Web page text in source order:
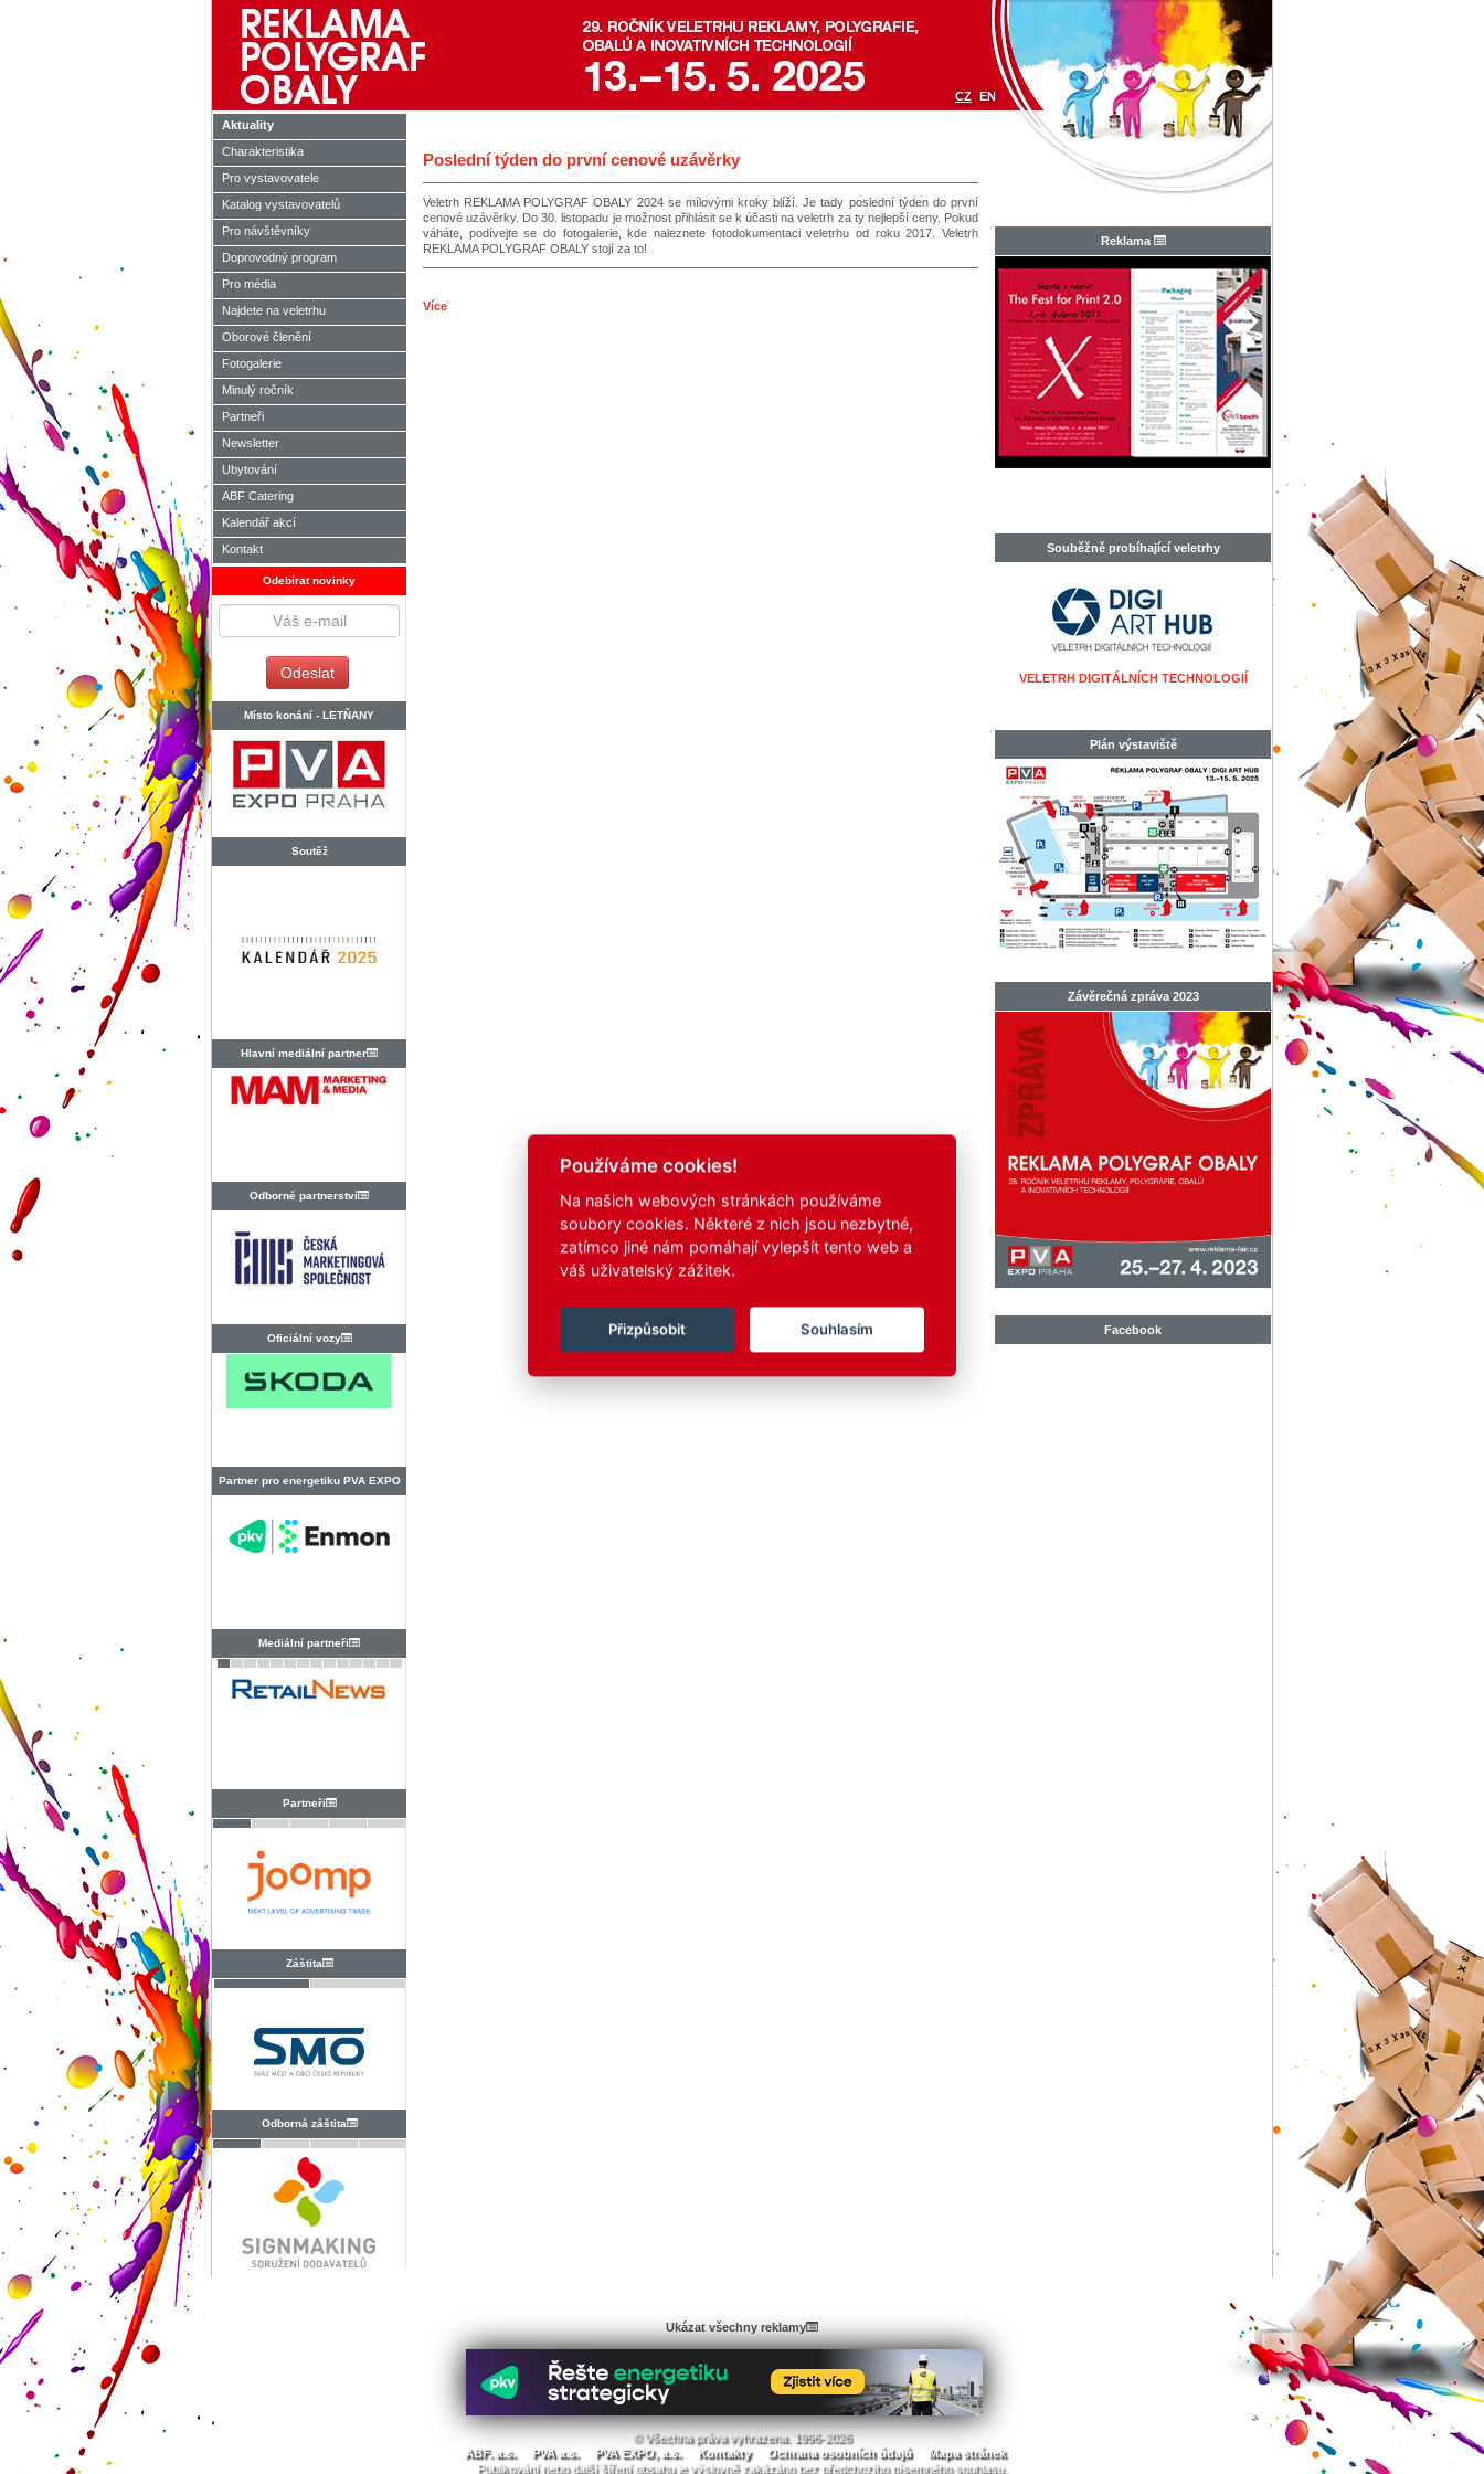
CZ EN
Aktuality
Charakteristika
Pro vystavovatele
Katalog vystavovatelů
Pro návštěvníky
Doprovodný program
Pro média
Najdete na veletrhu
Oborové členění
Fotogalerie
Minulý ročník
Partneři
Newsletter
Ubytování
ABF Catering
Kalendář akcí
Kontakt
Odebírat novinky
Místo konání - LETŇANY
Soutěž
Hlavní mediální partner
Odborné partnerství
Oficiální vozy
Partner pro energetiku PVA EXPO
Mediální partneři
Partneři
Záštita
Odborná záštita
Poslední týden do první cenové uzávěrky
Veletrh REKLAMA POLYGRAF OBALY 2024 se mílovými kroky blíží. Je tady poslední týden do první
cenové uzávěrky. Do 30. listopadu je možnost přihlásit se k účasti na veletrh za ty nejlepší ceny. Pokud
váháte, podívejte se do fotogalerie, kde naleznete fotodokumentaci veletrhu od roku 2017. Veletrh
REKLAMA POLYGRAF OBALY stojí za to!
Více
Reklama
Souběžně probíhající veletrhy
VELETRH DIGITÁLNÍCH TECHNOLOGIÍ
Plán výstaviště
Závěrečná zpráva 2023
Facebook
Ukázat všechny reklamy
© Všechna práva vyhrazena. 1996-2026
ABF. a.s.
PVA a.s. PVA EXPO, a.s. Kontakty Ochrana osobních údajů
Mapa stránek
Publikování nebo další šíření obsahu je výslovně zakázáno bez předchozího písemného souhlasu.
Používáme cookies!
Na našich webových stránkách používáme
soubory cookies. Některé z nich jsou nezbytné,
zatímco jiné nám pomáhají vylepšít tento web a
váš uživatelský zážitek.
Přizpůsobit Souhlasím